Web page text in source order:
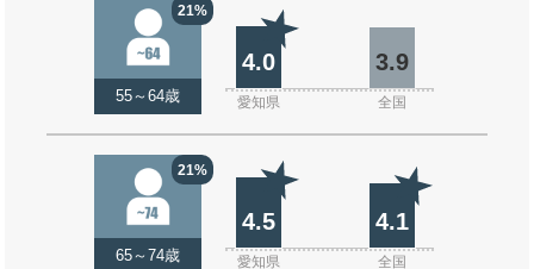
21%
55～64歳
4.0 3.9
愛知県 全国
21%
65～74歳
4.5 4.1
愛知県 全国